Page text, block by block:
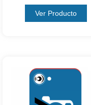
Ver Producto